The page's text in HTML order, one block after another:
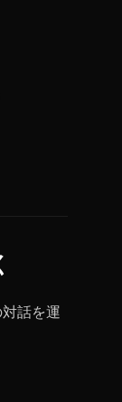
話を運